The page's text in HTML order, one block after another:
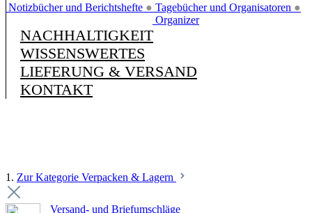
Notizbücher und Berichtshefte ● Tagebücher und Organisatoren ●
Organizer
NACHHALTIGKEIT
WISSENSWERTES
LIEFERUNG & VERSAND
KONTAKT
1. Zur Kategorie Verpacken & Lagern
Versand- und Briefumschläge